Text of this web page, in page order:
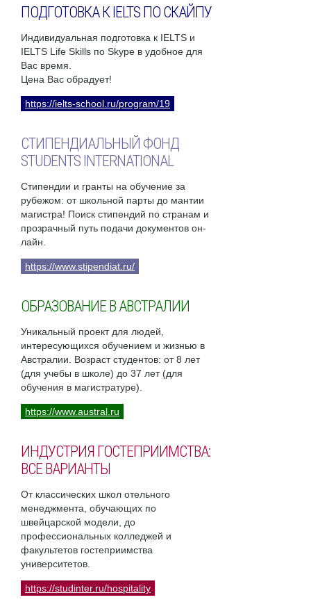
ПОДГОТОВКА К IELTS ПО СКАЙПУ
Индивидуальная подготовка к IELTS и
IELTS Life Skills по Skype в удобное для
Вас время.
Цена Вас обрадует!
https://ielts-school.ru/program/19
СТИПЕНДИАЛЬНЫЙ ФОНД
STUDENTS INTERNATIONAL
Стипендии и гранты на обучение за
рубежом: от школьной парты до мантии
магистра! Поиск стипендий по странам и
прозрачный путь подачи документов он-
лайн.
https://www.stipendiat.ru/
ОБРАЗОВАНИЕ В АВСТРАЛИИ
Уникальный проект для людей,
интересующихся обучением и жизнью в
Австралии. Возраст студентов: от 8 лет
(для учебы в школе) до 37 лет (для
обучения в магистратуре).
https://www.austral.ru
ИНДУСТРИЯ ГОСТЕПРИИМСТВА:
ВСЕ ВАРИАНТЫ
От классических школ отельного
менеджмента, обучающих по
швейцарской модели, до
профессиональных колледжей и
факультетов гостеприимства
университетов.
https://studinter.ru/hospitality